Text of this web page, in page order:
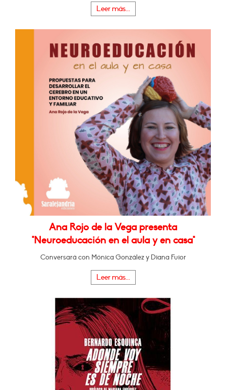
Leer más...
Ana Rojo de la Vega presenta
"Neuroeducación en el aula y en casa"
Conversará con Mónica González y Diana Fuior
Leer más...